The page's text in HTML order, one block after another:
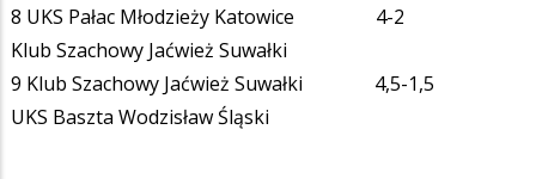
8 UKS Pałac Młodzieży Katowice 4-2
Klub Szachowy Jaćwież Suwałki
9 Klub Szachowy Jaćwież Suwałki 4,5-1,5
UKS Baszta Wodzisław Śląski